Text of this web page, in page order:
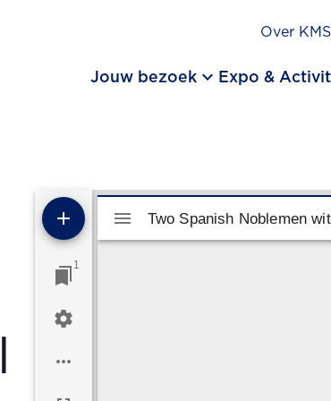
Over
Jouw bezoek keyboard_arrow_down Expo &
1
Mirador viewer
Two Spanish Noblemen